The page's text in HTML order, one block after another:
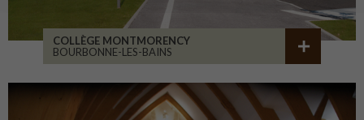
COLLÈGE MONTMORENCY
BOURBONNE-LES-BAINS